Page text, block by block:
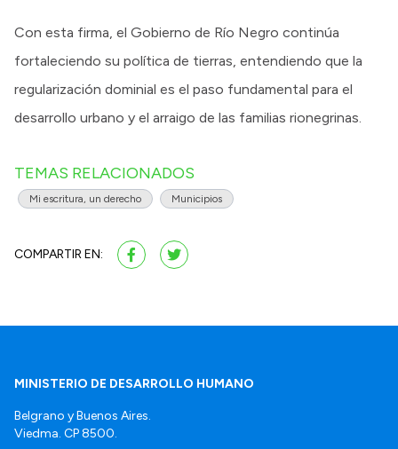
Con esta firma, el Gobierno de Río Negro continúa
fortaleciendo su política de tierras, entendiendo que la
regularización dominial es el paso fundamental para el
desarrollo urbano y el arraigo de las familias rionegrinas.
TEMAS RELACIONADOS
Mi escritura, un derecho Municipios
COMPARTIR EN:
MINISTERIO DE DESARROLLO HUMANO
Belgrano y Buenos Aires.
Viedma. CP 8500.